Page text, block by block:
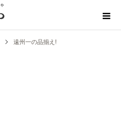
遠州一の品揃え!